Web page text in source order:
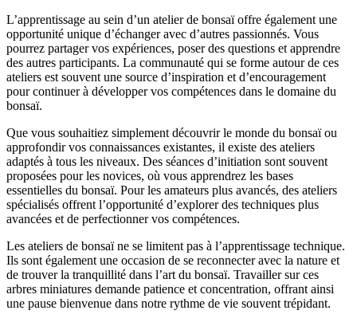
L’apprentissage au sein d’un atelier de bonsaï offre également une
opportunité unique d’échanger avec d’autres passionnés. Vous
pourrez partager vos expériences, poser des questions et apprendre
des autres participants. La communauté qui se forme autour de ces
ateliers est souvent une source d’inspiration et d’encouragement
pour continuer à développer vos compétences dans le domaine du
bonsaï.
Que vous souhaitiez simplement découvrir le monde du bonsaï ou
approfondir vos connaissances existantes, il existe des ateliers
adaptés à tous les niveaux. Des séances d’initiation sont souvent
proposées pour les novices, où vous apprendrez les bases
essentielles du bonsaï. Pour les amateurs plus avancés, des ateliers
spécialisés offrent l’opportunité d’explorer des techniques plus
avancées et de perfectionner vos compétences.
Les ateliers de bonsaï ne se limitent pas à l’apprentissage technique.
Ils sont également une occasion de se reconnecter avec la nature et
de trouver la tranquillité dans l’art du bonsaï. Travailler sur ces
arbres miniatures demande patience et concentration, offrant ainsi
une pause bienvenue dans notre rythme de vie souvent trépidant.